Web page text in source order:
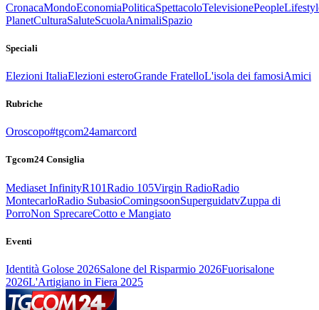
CronacaMondoEconomiaPoliticaSpettacoloTelevisionePeople
PlanetCulturaSaluteScuolaAnimaliSpazio
Speciali
Elezioni ItaliaElezioni esteroGrande FratelloL'isola dei famosiAmici
Rubriche
Oroscopo#tgcom24amarcord
Tgcom24 Consiglia
Mediaset InfinityR101Radio 105Virgin RadioRadio
MontecarloRadio SubasioComingsoonSuperguidatvZuppa di
PorroNon SprecareCotto e Mangiato
Eventi
Identità Golose 2026Salone del Risparmio 2026Fuorisalone
2026L'Artigiano in Fiera 2025